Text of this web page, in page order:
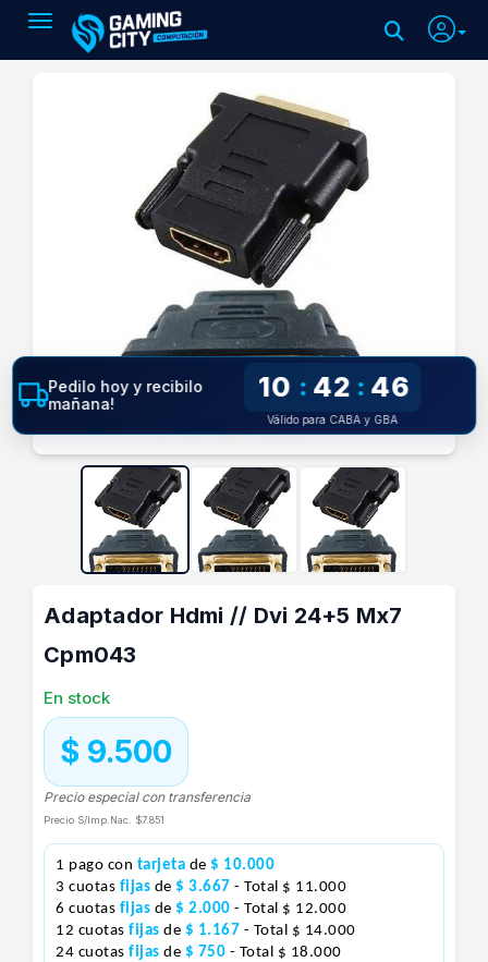
Toggle navigation
Adaptador Hdmi // Dvi 24+5 Mx7
Cpm043
En stock
$ 9.500
Precio especial con transferencia
Precio S/Imp.Nac. $7.851
1 pago con tarjeta de $ 10.000
3 cuotas fijas de $ 3.667 - Total $ 11.000
6 cuotas fijas de $ 2.000 - Total $ 12.000
12 cuotas fijas de $ 1.167 - Total $ 14.000
24 cuotas fijas de $ 750 - Total $ 18.000
Pedilo hoy y recibilo
mañana!
10 : 42 : 45
Válido para CABA y GBA